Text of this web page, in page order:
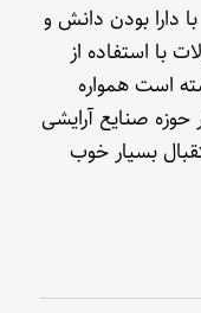
دارا بودن دانش و
با استفاده از
است همواره
حوزه صنایع آرایشی
بسیار خوب